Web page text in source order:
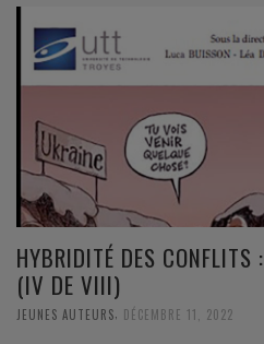
HYBRIDITÉ DES CONFLITS
(IV DE VIII)
JEUNES AUTEURS DÉCEMBRE 11, 2022